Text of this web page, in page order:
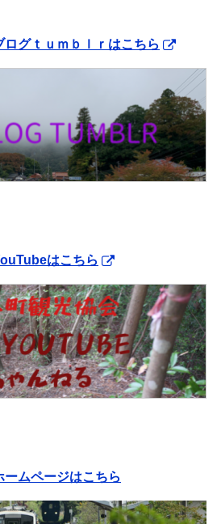
グｔｕｍｂｌｒはこちら
はこちら
ムページはこちら